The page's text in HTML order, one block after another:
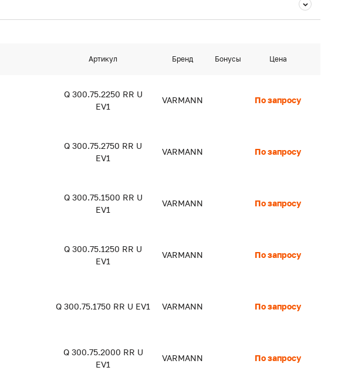
Артикул Бренд Бонусы Цена
Q 300.75.2250 RR U
EV1
VARMANN По запросу
Q 300.75.2750 RR U
EV1
VARMANN По запросу
Q 300.75.1500 RR U
EV1
VARMANN По запросу
Q 300.75.1250 RR U
EV1
VARMANN По запросу
Q 300.75.1750 RR U EV1 VARMANN По запросу
Q 300.75.2000 RR U
EV1
VARMANN По запросу